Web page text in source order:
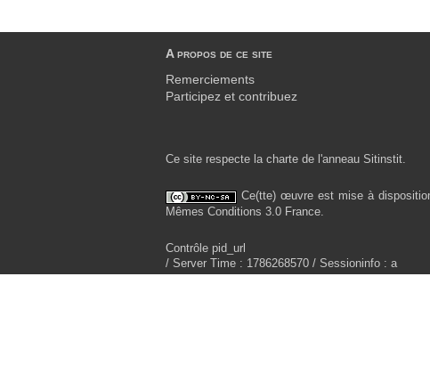
A propos de ce site
Remerciements
Participez et contribuez
Ce site respecte la charte de l'anneau Sitinstit.
Ce(tte) œuvre est mise à
Mêmes Conditions 3.0 France.
Contrôle pid_url
/ Server Time : 1786268570 / Sessioninfo : a